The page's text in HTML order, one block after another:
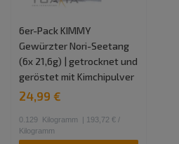
6er-Pack KIMMY
Gewürzter Nori-Seetang
(6x 21,6g) | getrocknet und
geröstet mit Kimchipulver
24,99 €
0.129 Kilogramm
| 193,72 € /
Kilogramm